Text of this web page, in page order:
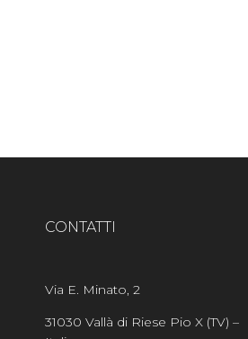
CONTATTI
Via E. Minato, 2
31030 Vallà di Riese Pio X (TV) –